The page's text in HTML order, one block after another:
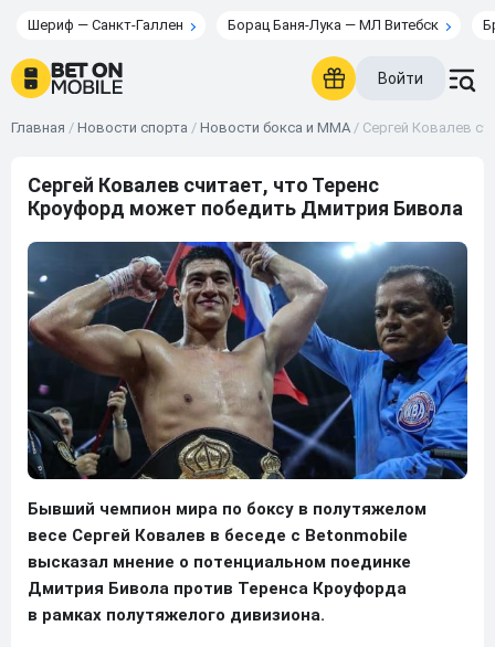
Шериф — Санкт-Галлен Борац Баня-Лука — МЛ Витебск
Войти
Главная / Новости спорта / Новости бокса и ММА / Сергей Ковалев
Сергей Ковалев считает, что Теренс
Кроуфорд может победить Дмитрия Бивола
Бывший чемпион мира по боксу в полутяжелом
весе Сергей Ковалев в беседе с Betonmobile
высказал мнение о потенциальном поединке
Дмитрия Бивола против Теренса Кроуфорда
в рамках полутяжелого дивизиона.